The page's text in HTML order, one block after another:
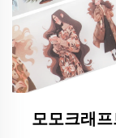
모모크래